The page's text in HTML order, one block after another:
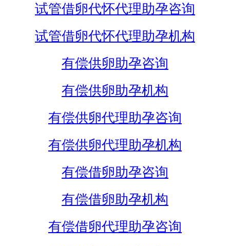
试管借卵代怀代理助孕咨询
试管借卵代怀代理助孕机构
有偿供卵助孕咨询
有偿供卵助孕机构
有偿供卵代理助孕咨询
有偿供卵代理助孕机构
有偿借卵助孕咨询
有偿借卵助孕机构
有偿借卵代理助孕咨询